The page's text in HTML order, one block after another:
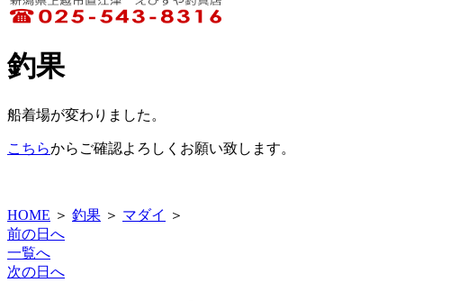
釣果
船着場が変わりました。
こちらからご確認よろしくお願い致します。
HOME ＞ 釣果 ＞ マダイ
＞
前の日へ
一覧へ
次の日へ